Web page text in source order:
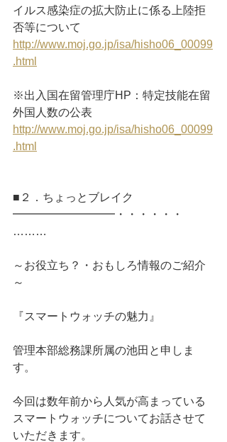
イルス感染症の拡大防止に係る上陸拒
否等について
http://www.moj.go.jp/isa/hisho06_00099
.html
※出入国在留管理庁HP：特定技能在留
外国人数の公表
http://www.moj.go.jp/isa/hisho06_00099
.html
■２．ちょっとブレイク
━━━━━━━━━・・・・・・
………
～お役立ち？・おもしろ情報のご紹介
～
『スマートウォッチの魅力』
管理本部総務課所属の池田と申しま
す。
今回は数年前から人気が高まっている
スマートウォッチについてお話させて
いただきます。